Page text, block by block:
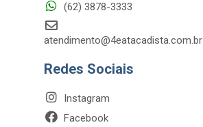
(62) 3878-3333
atendimento@4eatacadista.com.br
Redes Sociais
Instagram
Facebook